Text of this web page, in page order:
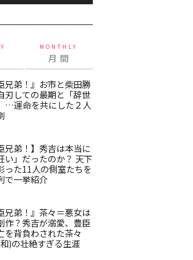
MONTHLY
月 間
兄弟！』お市と柴田勝
刃しての最期と「辞世
…運命を共にした２人
兄弟！】秀吉は本当に
い」だったのか？ 天下
った11人の側室たちを
で一挙紹介
兄弟！』茶々＝悪女は
作？秀吉が溺愛、豊臣
を背負わされた茶々
)の壮絶すぎる生涯